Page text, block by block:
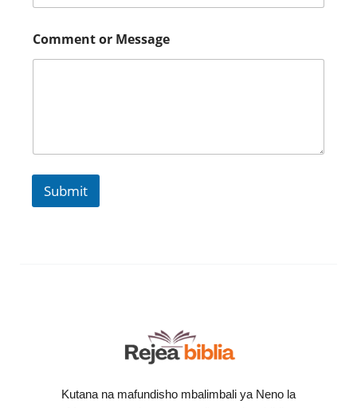
Comment or Message
Submit
Kutana na mafundisho mbalimbali ya Neno la